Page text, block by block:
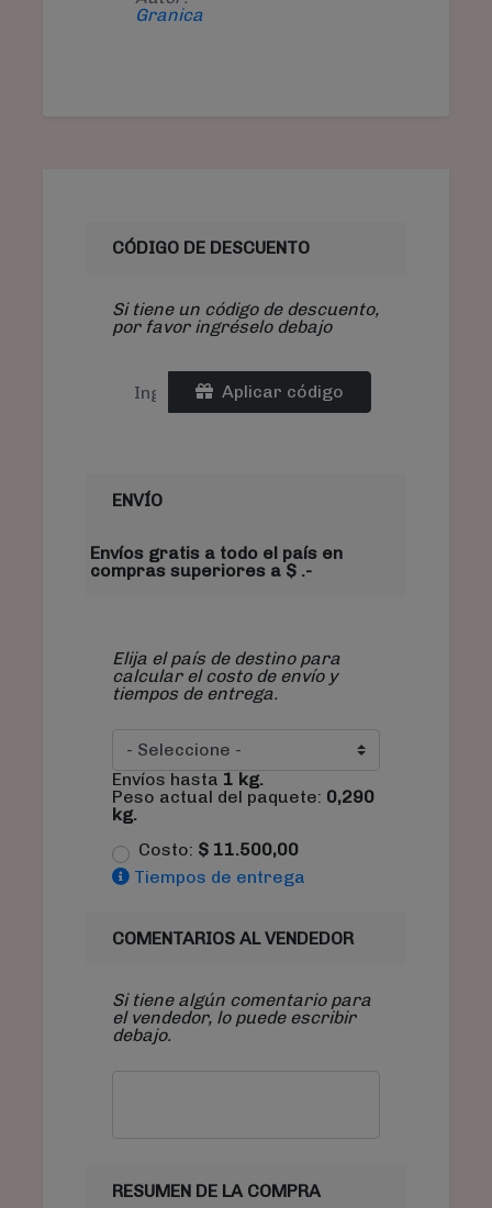
Granica
CÓDIGO DE DESCUENTO
Si tiene un código de descuento,
por favor ingréselo debajo
Aplicar código
ENVÍO
Envíos gratis a todo el país en
compras superiores a $ .-
Elija el país de destino para
calcular el costo de envío y
tiempos de entrega.
Envíos hasta 1 kg.
Peso actual del paquete: 0,290
kg.
Costo: $ 11.500,00
Tiempos de entrega
COMENTARIOS AL VENDEDOR
Si tiene algún comentario para
el vendedor, lo puede escribir
debajo.
RESUMEN DE LA COMPRA